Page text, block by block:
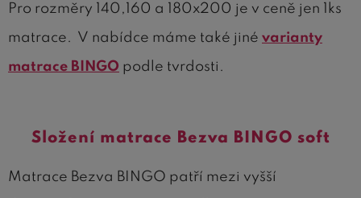
Pro rozměry 140,160 a 180x200 je v ceně jen 1ks
matrace. V nabídce máme také jiné varianty
matrace BINGO podle tvrdosti.
Složení matrace Bezva BINGO soft
Matrace Bezva BINGO patří mezi vyšší